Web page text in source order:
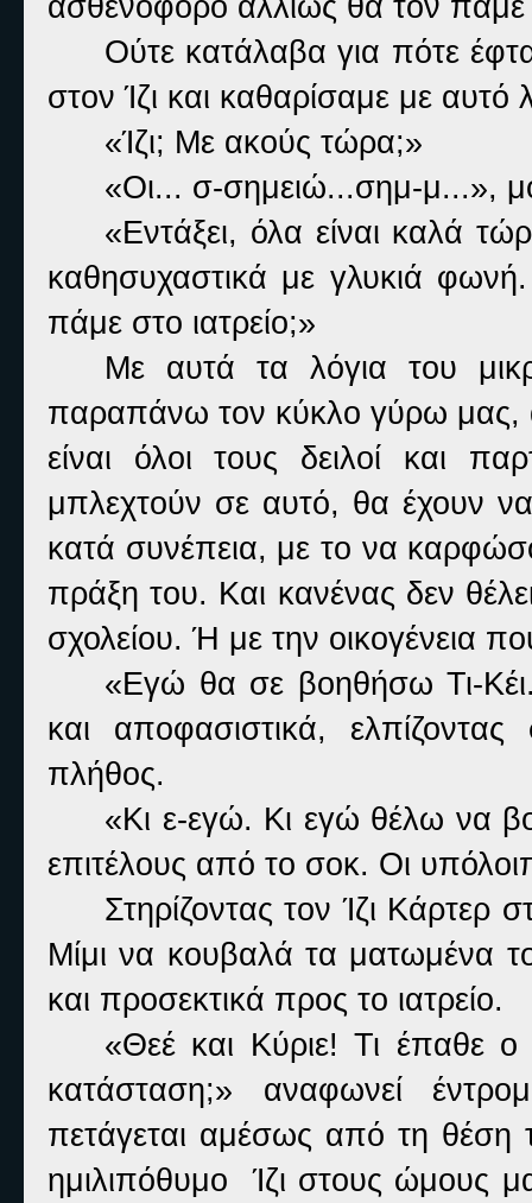
Ούτε κατάλαβα για πότε
στον Ίζι και καθαρίσαμε με
«Ίζι; Με ακούς τώρα;»
«Οι... σ-σημειώ...σημ-μ...»,
«Εντάξει, όλα είναι καλά
καθησυχαστικά με γλυκιά
πάμε στο ιατρείο;»
Με αυτά τα λόγια του
παραπάνω τον κύκλο γύρω μας,
είναι όλοι τους δειλοί και
μπλεχτούν σε αυτό, θα έχουν
κατά συνέπεια, με το να
πράξη του. Και κανένας δεν
σχολείου. Ή με την οικογένεια
«Εγώ θα σε βοηθήσω Τι-
και αποφασιστικά,
πλήθος.
«Κι ε-εγώ. Κι εγώ θέλω να
επιτέλους από το σοκ. Οι
Στηρίζοντας τον Ίζι Κάρτερ
Μίμι να κουβαλά τα ματωμένα
και προσεκτικά προς το ιατρείο.
«Θεέ και Κύριε! Τι έπαθε
κατάσταση;» αναφωνεί
πετάγεται αμέσως από τη θέση
ημιλιπόθυμο Ίζι στους ώμους